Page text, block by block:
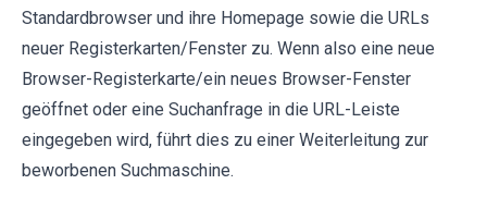
Standardbrowser und ihre Homepage sowie die URLs
neuer Registerkarten/Fenster zu. Wenn also eine neue
Browser-Registerkarte/ein neues Browser-Fenster
geöffnet oder eine Suchanfrage in die URL-Leiste
eingegeben wird, führt dies zu einer Weiterleitung zur
beworbenen Suchmaschine.